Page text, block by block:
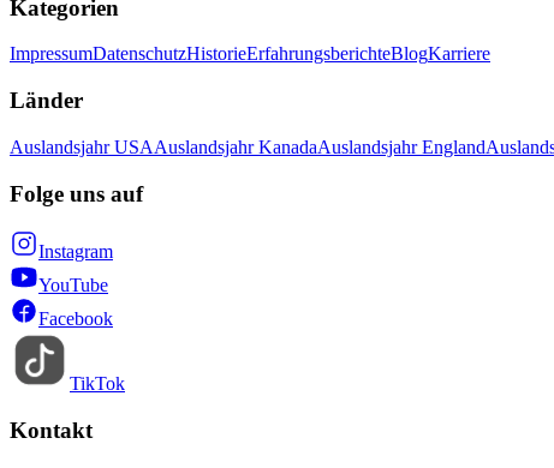
Kategorien
ImpressumDatenschutzHistorieErfahrungsberichteBlogKarriere
Länder
Auslandsjahr USAAuslandsjahr KanadaAuslandsjahr England
Folge uns auf
Instagram
YouTube
Facebook
TikTok
Kontakt